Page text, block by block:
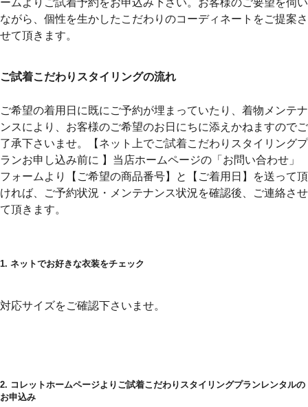
ながら、個性を生かしたこだわりのコーディネートをご提案さ
せて頂きます。
ご試着こだわりスタイリングの流れ
ご希望の着用日に既にご予約が埋まっていたり、着物メンテナ
ンスにより、お客様のご希望のお日にちに添えかねますのでご
了承下さいませ。
【ネット上でご試着こだわりスタイリングプ
ランお申し込み前に 】当店ホームページの「お問い合わせ」
フォームより【ご希望の商品番号】と【ご着用日】を送って頂
ければ、ご予約状況・メンテナンス状況を確認後、ご連絡させ
て頂きます。
1. ネットでお好きな衣装をチェック
対応サイズをご確認下さいませ。
2. コレットホームページよりご試着こだわりスタイリングプランレンタルの
お申込み